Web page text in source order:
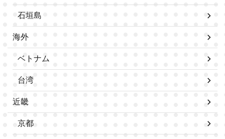
石垣島
海外
ベトナム
台湾
近畿
京都